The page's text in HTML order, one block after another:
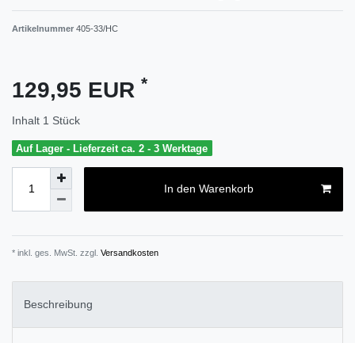
Artikelnummer 405-33/HC
129,95 EUR *
Inhalt 1 Stück
Auf Lager - Lieferzeit ca. 2 - 3 Werktage
In den Warenkorb
* inkl. ges. MwSt. zzgl. Versandkosten
Beschreibung